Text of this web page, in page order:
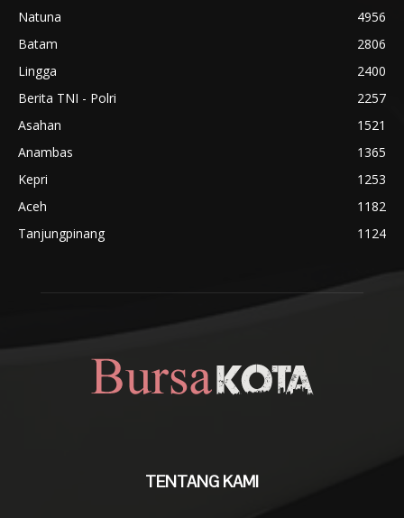
Natuna
4956
Batam
2806
Lingga
2400
Berita TNI - Polri
2257
Asahan
1521
Anambas
1365
Kepri
1253
Aceh
1182
Tanjungpinang
1124
TENTANG KAMI